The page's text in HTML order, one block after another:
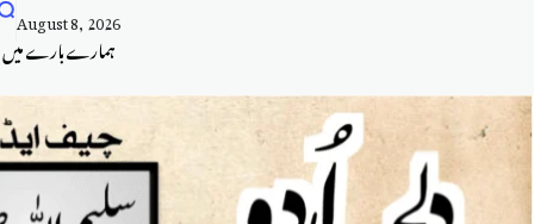
ہمارے بارے میں
August 8, 2026